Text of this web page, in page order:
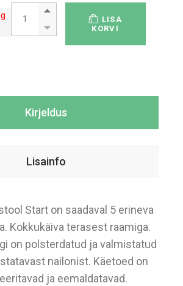
Ratastool "Start" quantity
LISA
KORVI
Kirjeldus
Lisainfo
Start on saadaval 5 erineva
Kokkukäiva terasest raamiga.
on polsterdatud ja valmistatud
nailonist. Käetoed on
ja eemaldatavad.